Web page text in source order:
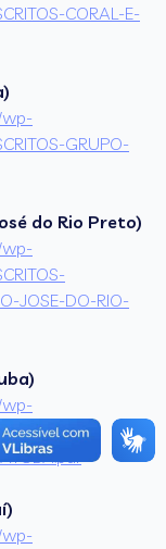
CORAL-E-
wp-
GRUPO-
do Rio Preto)
wp-
JOSE-DO-RIO-
wp-
wp-